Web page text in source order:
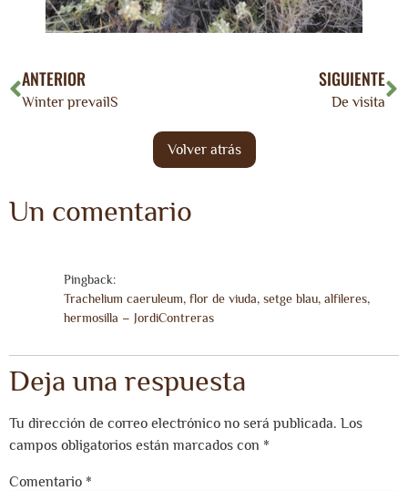
ANTERIOR
Winter prevailS
SIGUIENTE
De visita
Un comentario
Pingback:
Trachelium caeruleum, flor de viuda, setge blau, alfileres,
hermosilla – JordiContreras
Deja una respuesta
Tu dirección de correo electrónico no será publicada. Los
campos obligatorios están marcados con *
Comentario *